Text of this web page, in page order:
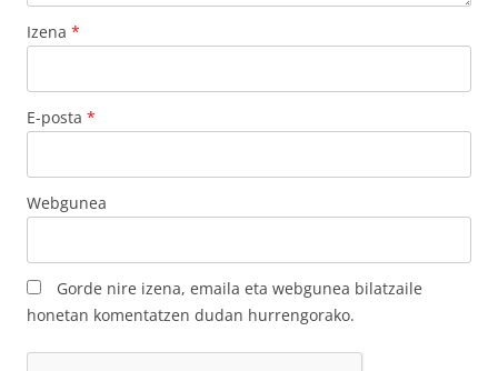
Izena *
E-posta *
Webgunea
Gorde nire izena, emaila eta webgunea bilatzaile
honetan komentatzen dudan hurrengorako.